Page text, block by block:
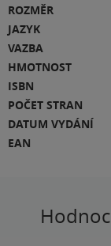
ROZMĚR
JAZYK
VAZBA
HMOTNOST
ISBN
POČET STRAN
DATUM VYDÁNÍ
EAN